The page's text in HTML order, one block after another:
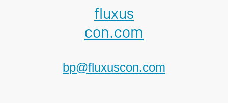
fluxus
con.com
bp@fluxuscon.com